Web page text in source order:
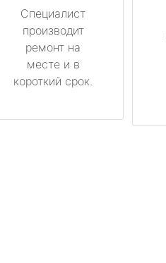
Специалист
производит
ремонт на
месте и в
короткий срок.